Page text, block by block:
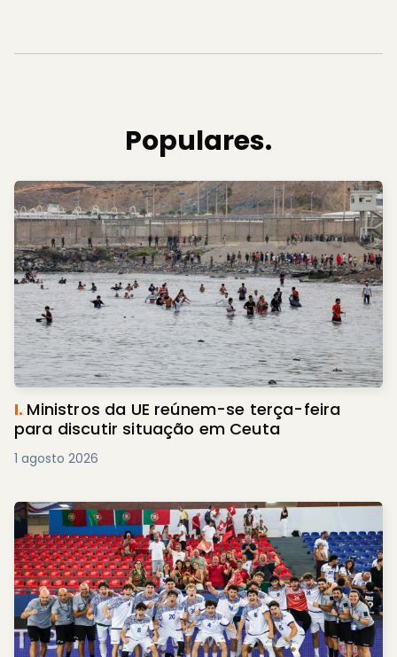
Populares.
I. Ministros da UE reúnem-se terça-feira
para discutir situação em Ceuta
1 agosto 2026